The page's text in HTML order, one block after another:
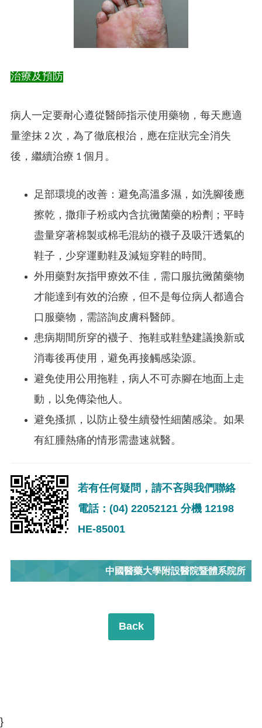
治療及預防
病人一定要耐心遵從醫師指示使用藥物，每天應適
量塗抹 2 次，為了徹底根治，應在症狀完全消失
後，繼續治療 1 個月。
足部環境的改善：避免高溫多濕，如洗腳後應
擦乾，撒痱子粉或內含抗黴菌藥的粉劑；平時
盡量穿著棉製或棉毛混紡的襪子及吸汗透氣的
鞋子，少穿運動鞋及減短穿鞋的時間。
外用藥對灰指甲療效不佳，需口服抗黴菌藥物
才能達到有效的治療，但不是每位病人都適合
口服藥物，需諮詢皮膚科醫師。
患病期間所穿的襪子、拖鞋或鞋墊建議換新或
消毒後再使用，避免再接觸感染源。
避免使用公用拖鞋，病人不可赤腳在地面上走
動，以免傳染他人。
避免搔抓，以防止發生續發性細菌感染。如果
有紅腫熱痛的情形需盡速就醫。
若有任何疑問，請不吝與我們聯絡
電話：(04) 22052121 分機 12198
HE-85001
中國醫藥大學附設醫院暨體系院所
Back
}